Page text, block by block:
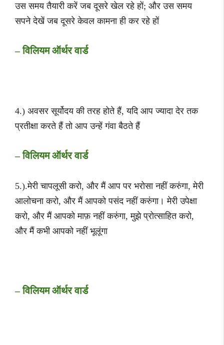
उस समय तैयारी करें जब दूसरे खेल रहे हों; और उस समय
सपने देखें जब दूसरे केवल कामना ही कर रहे हों
– विलियम ऑर्थर वार्ड
4.) अवसर सूर्योदय की तरह होते हैं, यदि आप ज्यादा देर तक
प्रतीक्षा करते हैं तो आप उन्हें गंवा बैठते हैं
– विलियम ऑर्थर वार्ड
5.).मेरी चापलूसी करो, और मैं आप पर भरोसा नहीं करुंगा, मेरी
आलोचना करो, और मैं आपको पसंद नहीं करुंगा। मेरी उपेक्षा
करो, और मैं आपको माफ़ नहीं करुंगा, मुझे प्रोत्साहित करो,
और मैं कभी आपको नहीं भूलूंगा
– विलियम ऑर्थर वार्ड